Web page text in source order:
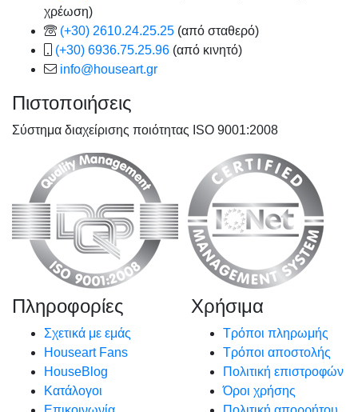
χρέωση)
(+30) 2610.24.25.25 (από σταθερό)
(+30) 6936.75.25.96 (από κινητό)
info@houseart.gr
Πιστοποιήσεις
Σύστημα διαχείρισης ποιότητας ISO 9001:2008
Πληροφορίες
Σχετικά με εμάς
Houseart Fans
HouseBlog
Κατάλογοι
Χρήσιμα
Τρόποι πληρωμής
Τρόποι αποστολής
Πολιτική επιστροφών
Όροι χρήσης